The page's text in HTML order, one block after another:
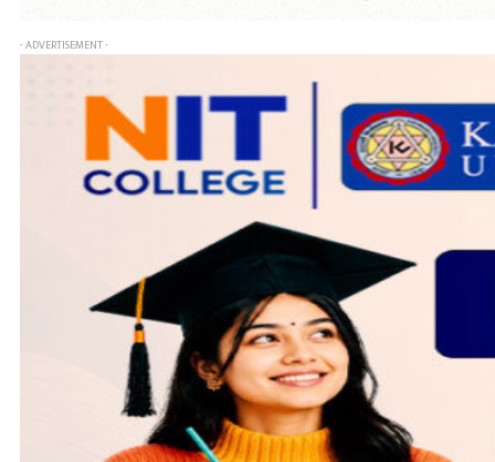
- ADVERTISEMENT -